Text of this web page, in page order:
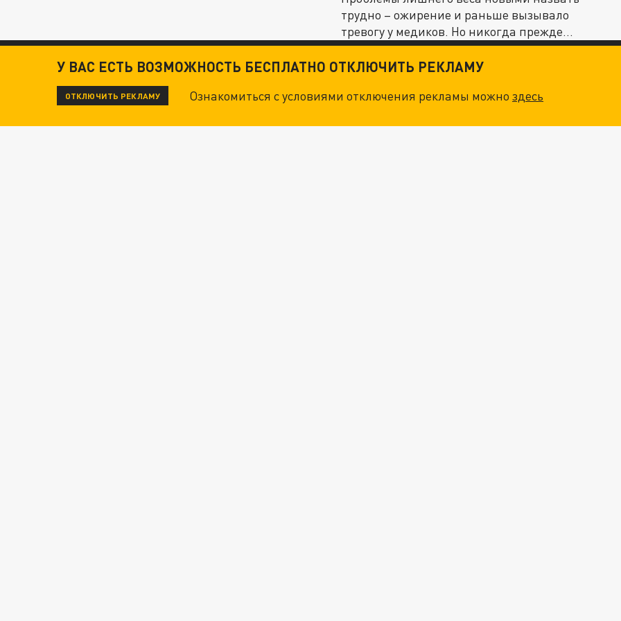
трудно – ожирение и раньше вызывало
тревогу у медиков. Но никогда прежде...
У ВАС ЕСТЬ ВОЗМОЖНОСТЬ БЕСПЛАТНО ОТКЛЮЧИТЬ РЕКЛАМУ
ОТКЛЮЧИТЬ РЕКЛАМУ Ознакомиться с условиями отключения рекламы можноздесь